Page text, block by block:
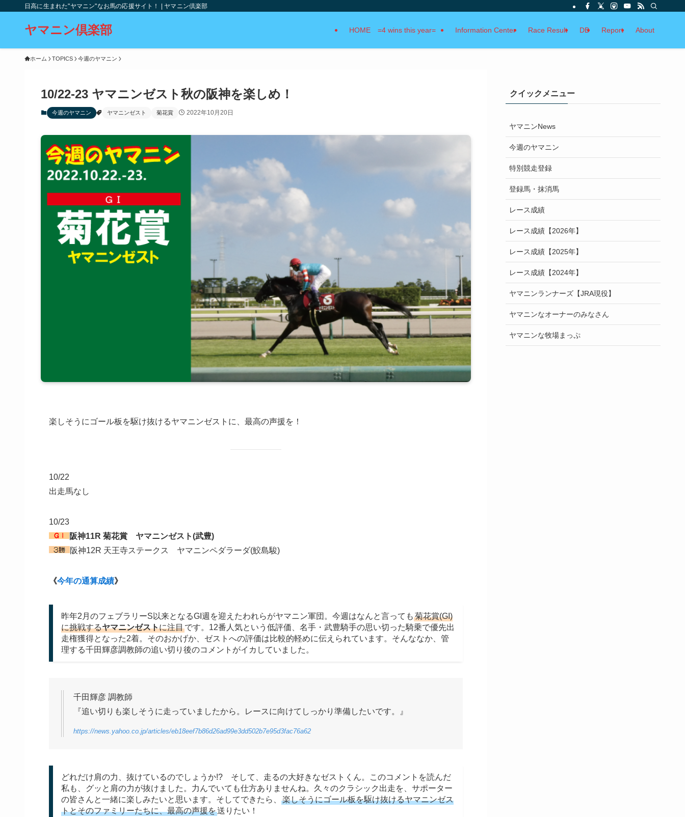
日高に生まれた"ヤマニン"なお馬の応援サイト！ | ヤマニン倶楽部
ヤマニン倶楽部 HOME =4 wins this year= Information Center Race Result DB Report About
ホーム TOPICS 今週のヤマニン
10/22-23 ヤマニンゼスト秋の阪神を楽しめ！
今週のヤマニン ヤマニンゼスト 菊花賞 2022年10月20日
楽しそうにゴール板を駆け抜けるヤマニンゼストに、最高の声援を！
10/22
出走馬なし
10/23
阪神11R 菊花賞 ヤマニンゼスト(武豊)
阪神12R 天王寺ステークス ヤマニンペダラーダ(鮫島駿)
《今年の通算成績》
昨年2月のフェブラリーS以来となるGI週を迎えたわれらがヤマニン軍団。今週はなんと言っても 菊花賞(GI)
に挑戦するヤマニンゼストに注目です。12番人気という低評価、名手・武豊騎手の思い切った騎乗で優先出
走権獲得となった2着。そのおかげか、ゼストへの評価は比較的軽めに伝えられています。そんななか、管
理する千田輝彦調教師の追い切り後のコメントがイカしていました。
千田輝彦 調教師
『追い切りも楽しそうに走っていましたから。レースに向けてしっかり準備したいです。』
https://news.yahoo.co.jp/articles/eb18eef7b86d26ad99e3dd502b7e95d3fac76a62
どれだけ肩の力、抜けているのでしょうか!? そして、走るの大好きなゼストくん。このコメントを読んだ
私も、グッと肩の力が抜けました。力んでいても仕方ありませんね。久々のクラシック出走を、サポーター
の皆さんと一緒に楽しみたいと思います。そしてできたら、
楽しそうにゴール板を駆け抜けるヤマニンゼス
トとそのファミリーたちに、最高の声援を送りたい！
クイックメニュー
ヤマニンNews
今週のヤマニン
特別競走登録
登録馬・抹消馬
レース成績
レース成績【2026年】
レース成績【2025年】
レース成績【2024年】
ヤマニンランナーズ【JRA現役】
ヤマニンなオーナーのみなさん
ヤマニンな牧場まっぷ